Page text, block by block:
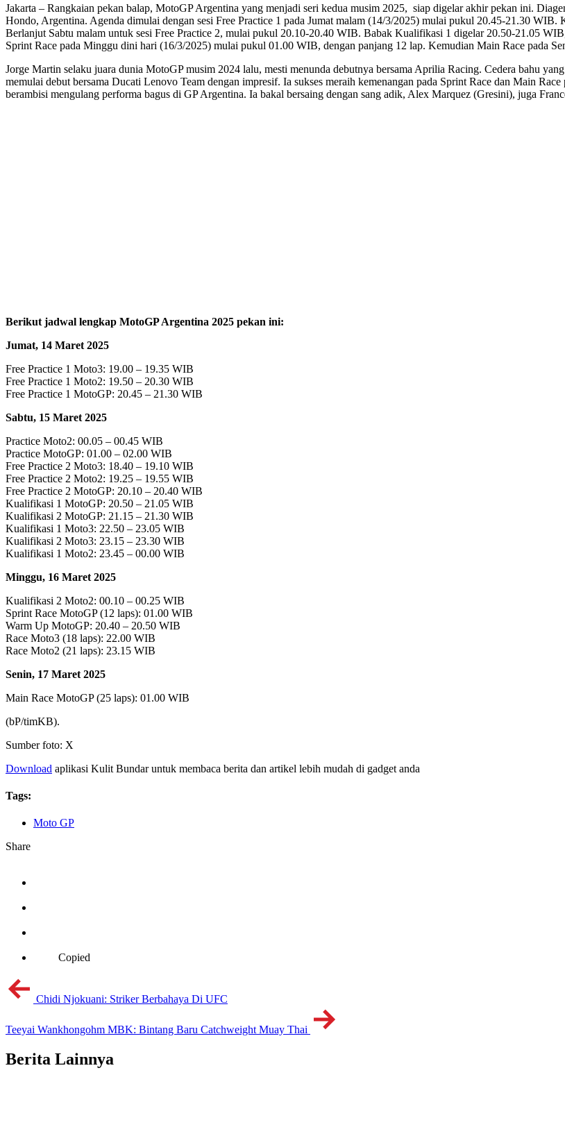
Jakarta – Rangkaian pekan balap, MotoGP Argentina yang menjadi seri kedua musim 2025, siap digelar akhir pekan ini.
Hondo, Argentina. Agenda dimulai dengan sesi Free Practice 1 pada Jumat malam (14/3/2025) mulai pukul 20.45-21.30
Berlanjut Sabtu malam untuk sesi Free Practice 2, mulai pukul 20.10-20.40 WIB. Babak Kualifikasi 1 digelar 20.50-21.05
Sprint Race pada Minggu dini hari (16/3/2025) mulai pukul 01.00 WIB, dengan panjang 12 lap. Kemudian Main Race pada
Jorge Martin selaku juara dunia MotoGP musim 2024 lalu, mesti menunda debutnya bersama Aprilia Racing. Cedera bahu
memulai debut bersama Ducati Lenovo Team dengan impresif. Ia sukses meraih kemenangan pada Sprint Race dan Main
berambisi mengulang performa bagus di GP Argentina. Ia bakal bersaing dengan sang adik, Alex Marquez (Gresini), juga
Berikut jadwal lengkap MotoGP Argentina 2025 pekan ini:
Jumat, 14 Maret 2025
Free Practice 1 Moto3: 19.00 – 19.35 WIB
Free Practice 1 Moto2: 19.50 – 20.30 WIB
Free Practice 1 MotoGP: 20.45 – 21.30 WIB
Sabtu, 15 Maret 2025
Practice Moto2: 00.05 – 00.45 WIB
Practice MotoGP: 01.00 – 02.00 WIB
Free Practice 2 Moto3: 18.40 – 19.10 WIB
Free Practice 2 Moto2: 19.25 – 19.55 WIB
Free Practice 2 MotoGP: 20.10 – 20.40 WIB
Kualifikasi 1 MotoGP: 20.50 – 21.05 WIB
Kualifikasi 2 MotoGP: 21.15 – 21.30 WIB
Kualifikasi 1 Moto3: 22.50 – 23.05 WIB
Kualifikasi 2 Moto3: 23.15 – 23.30 WIB
Kualifikasi 1 Moto2: 23.45 – 00.00 WIB
Minggu, 16 Maret 2025
Kualifikasi 2 Moto2: 00.10 – 00.25 WIB
Sprint Race MotoGP (12 laps): 01.00 WIB
Warm Up MotoGP: 20.40 – 20.50 WIB
Race Moto3 (18 laps): 22.00 WIB
Race Moto2 (21 laps): 23.15 WIB
Senin, 17 Maret 2025
Main Race MotoGP (25 laps): 01.00 WIB
(bP/timKB).
Sumber foto: X
Download aplikasi Kulit Bundar untuk membaca berita dan artikel lebih mudah di gadget anda
Tags:
Moto GP
Share
Copied
Chidi Njokuani: Striker Berbahaya Di UFC
Teeyai Wankhongohm MBK: Bintang Baru Catchweight Muay Thai
Berita Lainnya